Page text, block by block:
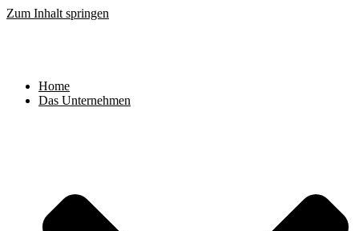
Zum Inhalt springen
Home
Das Unternehmen